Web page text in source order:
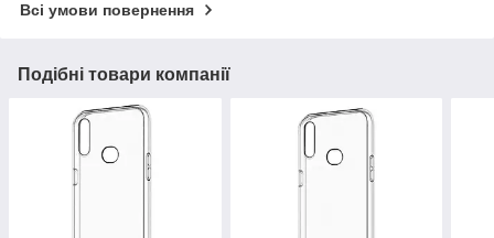
Всі умови повернення
Подібні товари компанії